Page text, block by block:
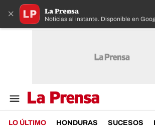
× La Prensa
Noticias al instante. Disponible en
LO ÚLTIMO HONDURAS SUCESOS